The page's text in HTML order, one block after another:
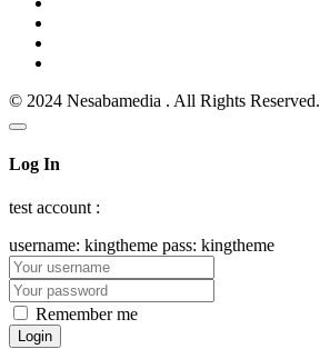
© 2024 Nesabamedia . All Rights Reserved.
Log In
test account :
username: kingtheme pass: kingtheme
Remember me